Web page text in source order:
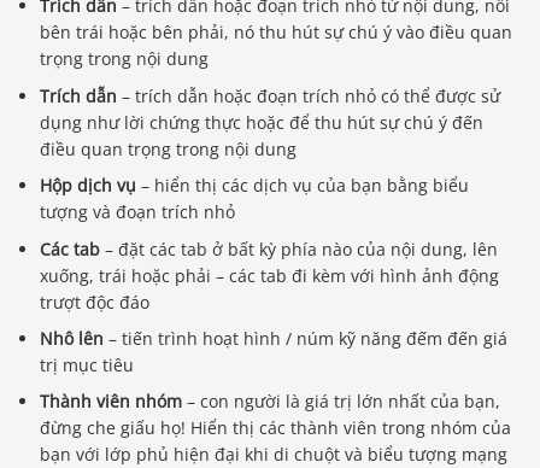
Trích dẫn – trích dẫn hoặc đoạn trích nhỏ từ nội dung, nổi
bên trái hoặc bên phải, nó thu hút sự chú ý vào điều quan
trọng trong nội dung
Trích dẫn – trích dẫn hoặc đoạn trích nhỏ có thể được sử
dụng như lời chứng thực hoặc để thu hút sự chú ý đến
điều quan trọng trong nội dung
Hộp dịch vụ – hiển thị các dịch vụ của bạn bằng biểu
tượng và đoạn trích nhỏ
Các tab – đặt các tab ở bất kỳ phía nào của nội dung, lên
xuống, trái hoặc phải – các tab đi kèm với hình ảnh động
trượt độc đáo
Nhô lên – tiến trình hoạt hình / núm kỹ năng đếm đến giá
trị mục tiêu
Thành viên nhóm – con người là giá trị lớn nhất của bạn,
đừng che giấu họ! Hiển thị các thành viên trong nhóm của
bạn với lớp phủ hiện đại khi di chuột và biểu tượng mạng